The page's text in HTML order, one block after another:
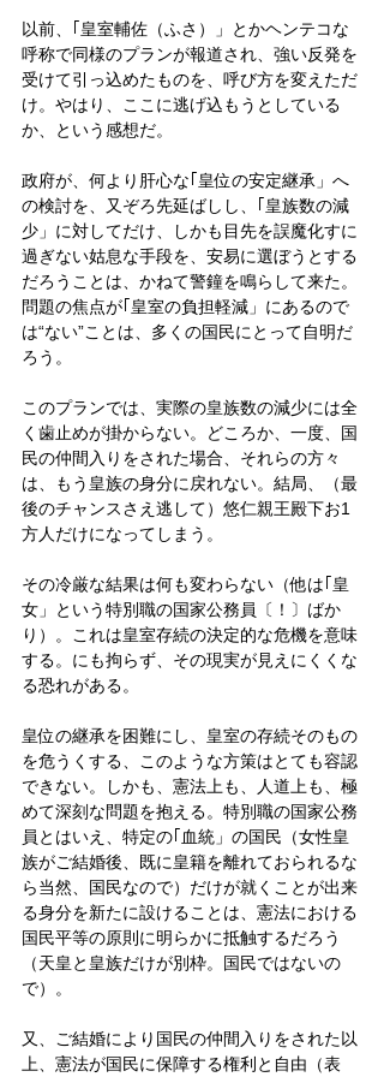
以前、｢皇室輔佐（ふさ）」とかヘンテコな
呼称で同様のプランが報道され、強い反発を
受けて引っ込めたものを、呼び方を変えただ
け。やはり、ここに逃げ込もうとしている
か、という感想だ。
政府が、何より肝心な｢皇位の安定継承」へ
の検討を、又ぞろ先延ばしし、｢皇族数の減
少」に対してだけ、しかも目先を誤魔化すに
過ぎない姑息な手段を、安易に選ぼうとする
だろうことは、かねて警鐘を鳴らして来た。
問題の焦点が｢皇室の負担軽減」にあるので
は“ない”ことは、多くの国民にとって自明だ
ろう。
このプランでは、実際の皇族数の減少には全
く歯止めが掛からない。どころか、一度、国
民の仲間入りをされた場合、それらの方々
は、もう皇族の身分に戻れない。結局、（最
後のチャンスさえ逃して）悠仁親王殿下お1
方人だけになってしまう。
その冷厳な結果は何も変わらない（他は｢皇
女」という特別職の国家公務員〔！〕ばか
り）。これは皇室存続の決定的な危機を意味
する。にも拘らず、その現実が見えにくくな
る恐れがある。
皇位の継承を困難にし、皇室の存続そのもの
を危うくする、このような方策はとても容認
できない。しかも、憲法上も、人道上も、極
めて深刻な問題を抱える。特別職の国家公務
員とはいえ、特定の｢血統」の国民（女性皇
族がご結婚後、既に皇籍を離れておられるな
ら当然、国民なので）だけが就くことが出来
る身分を新たに設けることは、憲法における
国民平等の原則に明らかに抵触するだろう
（天皇と皇族だけが別枠。国民ではないの
で）。
又、ご結婚により国民の仲間入りをされた以
上、憲法が国民に保障する権利と自由（表